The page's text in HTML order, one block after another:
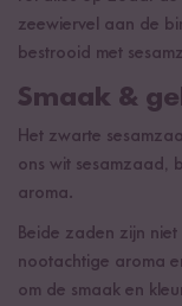
zeewiervel aan de
bestrooid met
Smaak &
Het zwarte
ons wit sesamzaad,
aroma.
Beide zaden zijn
nootachtige aroma
om de smaak en